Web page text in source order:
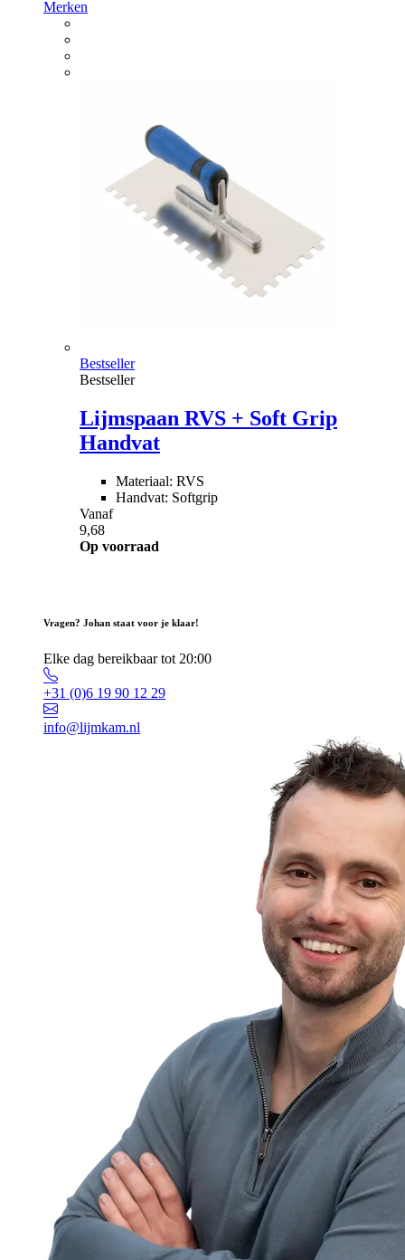
Merken
Bestseller
Bestseller
Lijmspaan RVS + Soft Grip
Handvat
Materiaal: RVS
Handvat: Softgrip
Vanaf
9,68
Op voorraad
Vragen? Johan staat voor je klaar!
Elke dag bereikbaar tot 20:00
+31 (0)6 19 90 12 29
info@lijmkam.nl